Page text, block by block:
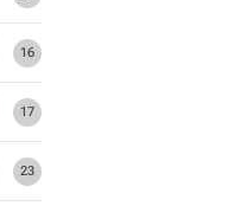
16
17
23